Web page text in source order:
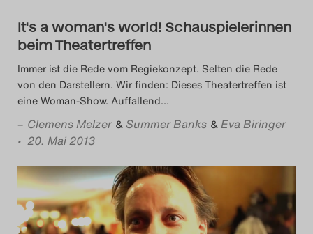
It's a woman's world! Schauspielerinnen
beim Theatertreffen
Immer ist die Rede vom Regiekonzept. Selten die Rede
von den Darstellern. Wir finden: Dieses Theatertreffen ist
eine Woman-Show. Auffallend…
– Clemens Melzer & Summer Banks &Eva Biringer
• 20. Mai 2013